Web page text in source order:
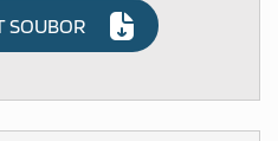
SOUBOR